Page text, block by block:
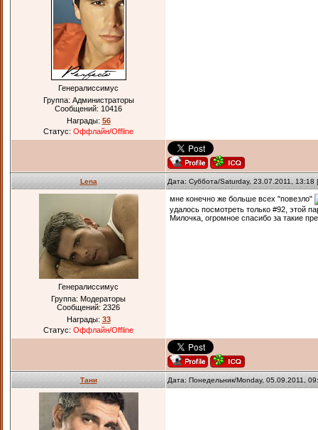
Генералиссимус
Группа: Администраторы
Сообщений: 10416
Награды: 56
Статус: Оффлайн/Offline
Lena Дата: Суббота/Saturday, 23.07.2011,
Генералиссимус
Группа: Модераторы
Сообщений: 2326
Награды: 33
Статус: Оффлайн/Offline
мне конечно же больше всех "повезло"
удалось посмотреть только #92, этой
Милочка, огромное спасибо за такие
Тани Дата: Понедельник/Monday, 05.09.2011,